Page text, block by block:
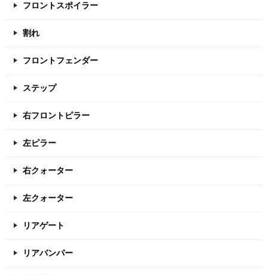
フロントスポイラー
割れ
フロントフェンダー
ステップ
右フロントピラー
左ピラー
右クォーター
左クォーター
リアゲート
リアバンパー